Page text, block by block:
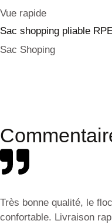
Vue rapide
Sac shopping pliable
Sac Shoping
Très bonne qualité, le
confortable. Livraison